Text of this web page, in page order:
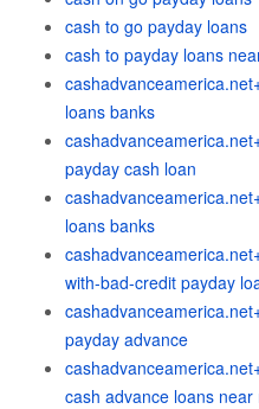
cash to go payday loans
cash to payday loans
loans banks
payday cash loan
loans banks
with-bad-credit payday
payday advance
cash advance loans near